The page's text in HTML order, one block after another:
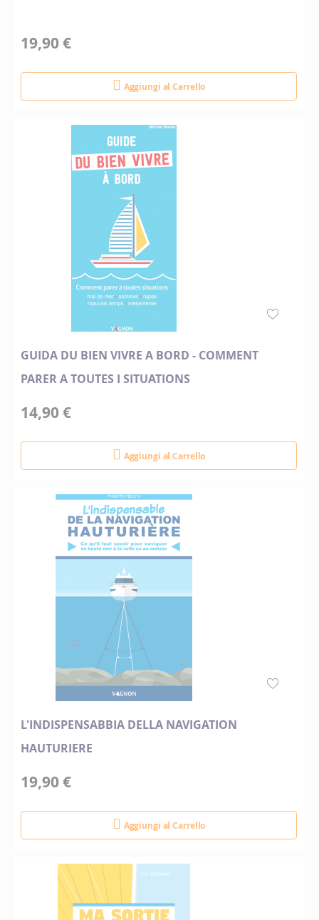
19,90 €
Aggiungi al Carrello
GUIDA DU BIEN VIVRE A BORD - COMMENT
PARER A TOUTES I SITUATIONS
14,90 €
Aggiungi al Carrello
L'INDISPENSABBIA DELLA NAVIGATION
HAUTURIERE
19,90 €
Aggiungi al Carrello